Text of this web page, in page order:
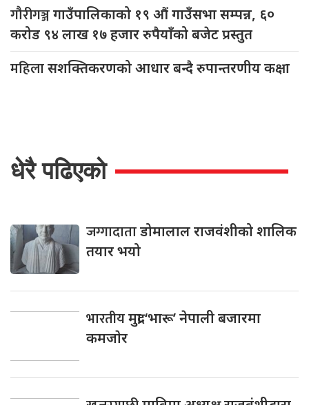
गौरीगञ्जगाउँपालिकाको १९ औं गाउँसभा सम्पन्न, ६०
करोड ९४ लाख १७ हजार रुपैयाँको बजेट प्रस्तुत
महिलासशक्तिकरणको आधार बन्दै रुपान्तरणीय कक्षा
धेरै पढिएको
जग्गादाताडोमालाल राजवंशीको शालिक
तयार भयो
भारतीयमुद्रा ‘भारू’ नेपाली बजारमा
कमजाेर